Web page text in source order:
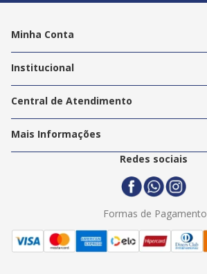
Minha Conta
Editar endereços
Institucional
Nossas Lojas
Trabalhe Conosco
Central de Atendimento
Política de Privacidade
Termos e Condições
Politica de Entrega
Mais Informações
2ª Via Nota Fiscal
Redes sociais
Formas de Pagamento